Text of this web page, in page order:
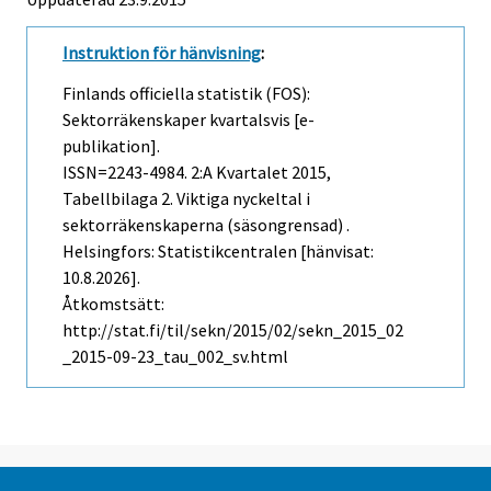
Instruktion för hänvisning:
Finlands officiella statistik (FOS):
Sektorräkenskaper kvartalsvis [e-
publikation].
ISSN=2243-4984. 2:a Kvartalet 2015,
Tabellbilaga 2. Viktiga nyckeltal i
sektorräkenskaperna (säsongrensad) .
Helsingfors: Statistikcentralen [hänvisat:
10.8.2026].
Åtkomstsätt:
http://stat.fi/til/sekn/2015/02/sekn_2015_02
_2015-09-23_tau_002_sv.html